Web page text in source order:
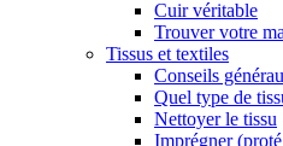
Cuir véritable
Trouver votre
Tissus et textiles
Conseils
Quel type de
Nettoyer le tissu
Imprégner